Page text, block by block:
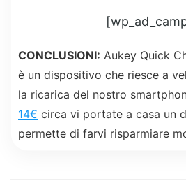
CONCLUSIONI: Aukey Quick
è un dispositivo che riesce a
la ricarica del nostro
14€ circa vi portate a casa un
permette di farvi risparmiare